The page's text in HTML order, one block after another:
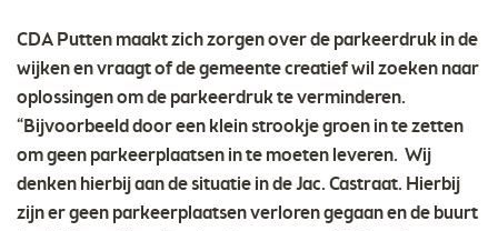
CDA Putten maakt zich zorgen over de parkeerdruk in de
wijken en vraagt of de gemeente creatief wil zoeken naar
oplossingen om de parkeerdruk te verminderen.
“Bijvoorbeeld door een klein strookje groen in te zetten
om geen parkeerplaatsen in te moeten leveren. Wij
denken hierbij aan de situatie in de Jac. Castraat. Hierbij
zijn er geen parkeerplaatsen verloren gegaan en de buurt